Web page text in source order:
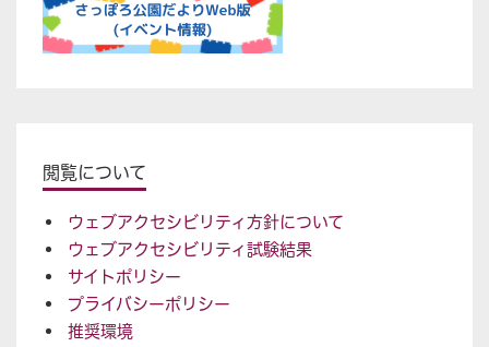
閲覧について
ウェブアクセシビリティ方針について
ウェブアクセシビリティ試験結果
サイトポリシー
プライバシーポリシー
推奨環境